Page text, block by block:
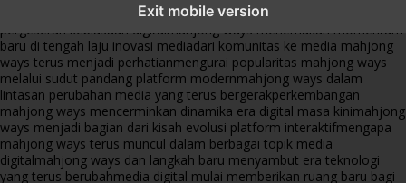
Exit mobile version
fenomena mahjong ways muncul bersama
pergeseran kebiasaan digitalmahjong ways menemukan momentum
baru di tengah laju inovasi mediadari komunitas ke media mahjong
ways terus menjadi perhatianmengurai popularitas mahjong ways
melalui sudut pandang platform modernmahjong ways dalam
lintasan perubahan media yang terus bergerakperkembangan
mahjong ways mencerminkan dinamika era digital masa kinimahjong
ways menjadi bagian dari kisah evolusi platform interaktifmengapa
mahjong ways terus muncul dalam berbagai topik media
digitalmahjong ways dan langkah baru menyambut era teknologi
yang terus berubahmedia digital mulai memberikan ruang baru bagi